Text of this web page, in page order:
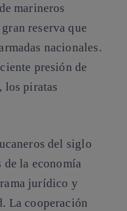
marineros
reserva que
nacionales.
presión de
los piratas
del siglo
la economía
jurídico y
La cooperación